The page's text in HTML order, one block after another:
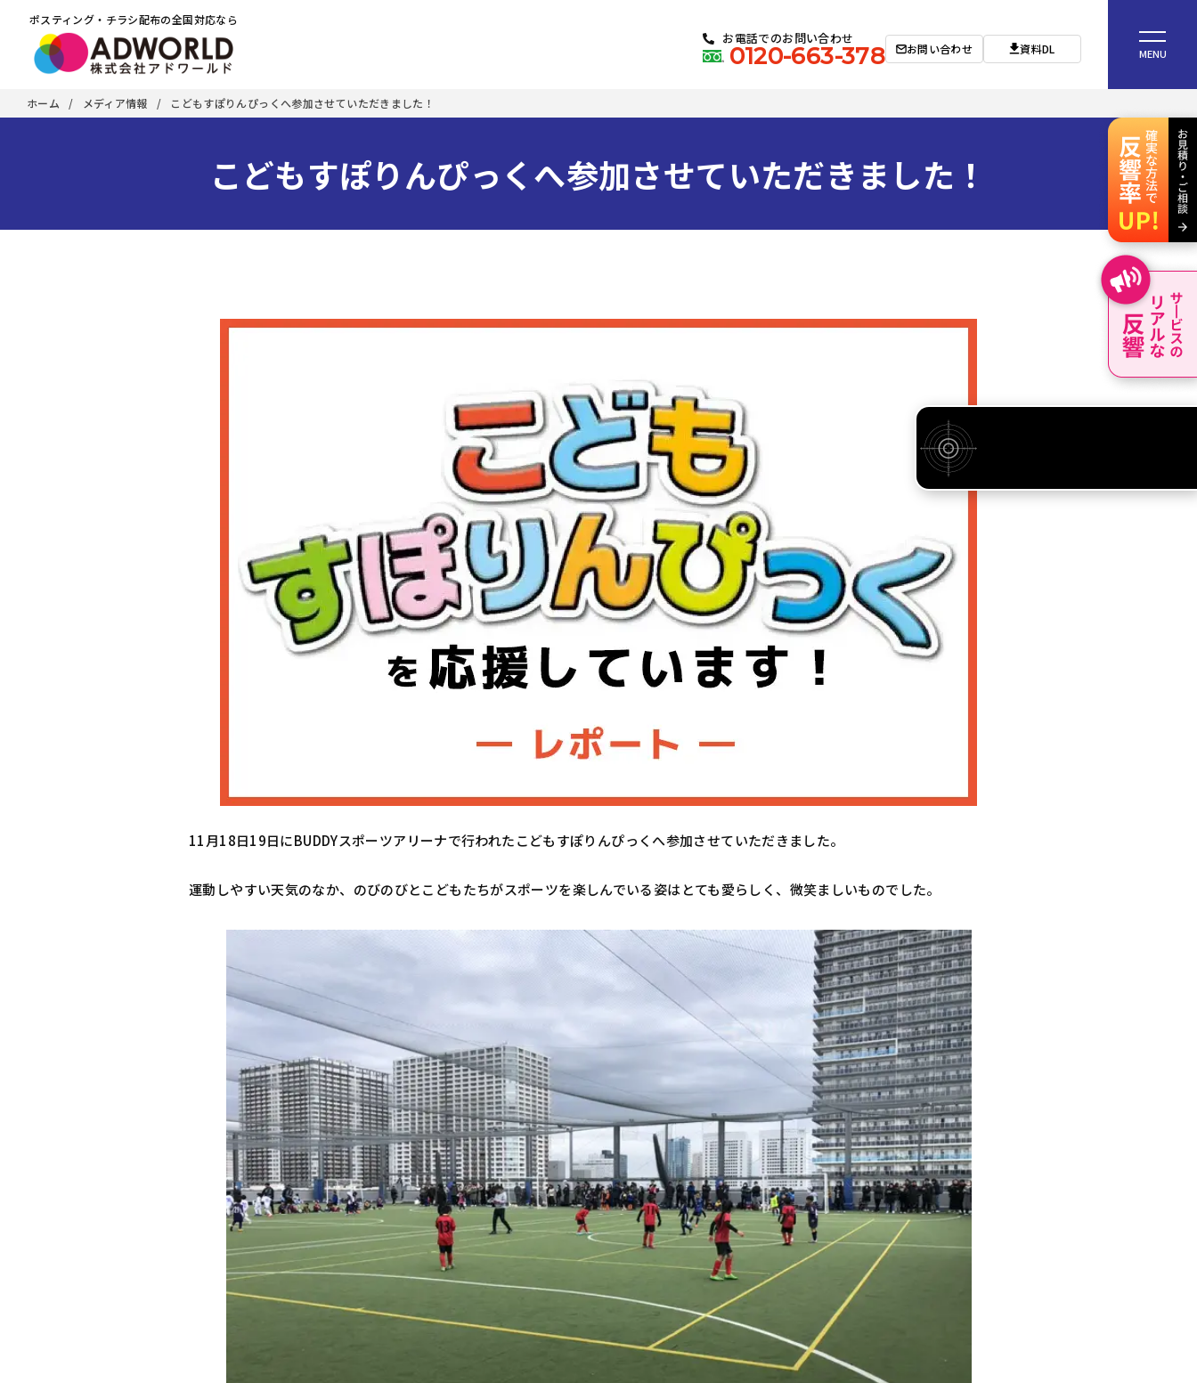
ポスティング・チラシ配布の全国対応なら
お電話でのお問い合わせ
0120-663-378 お問い合わせ 資料DL MENU
ホーム メディア情報 こどもすぽりんぴっくへ参加させていただきました！
こどもすぽりんぴっくへ参加させていただきました！
11月18日19日にBUDDYスポーツアリーナで行われたこどもすぽりんぴっくへ参加させていただきました。
運動しやすい天気のなか、のびのびとこどもたちがスポーツを楽しんでいる姿はとても愛らしく、微笑ましいものでした。